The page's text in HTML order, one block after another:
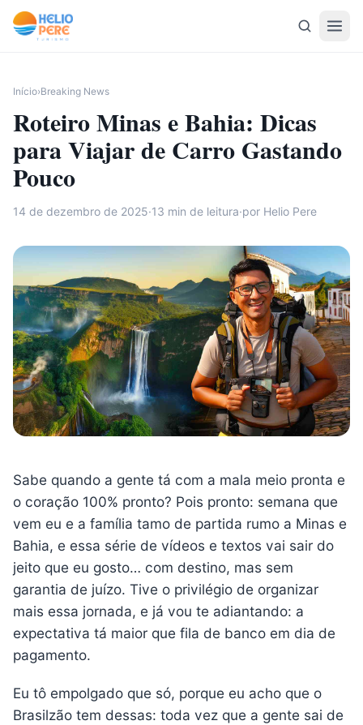
Pular para o conteúdo
Início›Breaking News
Roteiro Minas e Bahia: Dicas
para Viajar de Carro Gastando
Pouco
14 de dezembro de 2025·13 min de leitura·por Helio Pere
Sabe quando a gente tá com a mala meio pronta e
o coração 100% pronto? Pois pronto: semana que
vem eu e a família tamo de partida rumo a Minas e
Bahia, e essa série de vídeos e textos vai sair do
jeito que eu gosto… com destino, mas sem
garantia de juízo. Tive o privilégio de organizar
mais essa jornada, e já vou te adiantando: a
expectativa tá maior que fila de banco em dia de
pagamento.
Eu tô empolgado que só, porque eu acho que o
Brasilzão tem dessas: toda vez que a gente sai de